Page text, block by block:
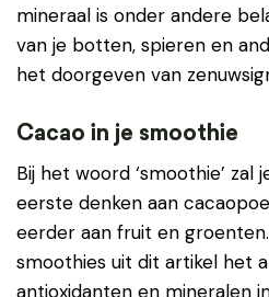
mineraal is onder andere
van je botten, spieren en
het doorgeven van
Cacao in je smoothie
Bij het woord ‘smoothie’ zal
eerste denken aan
eerder aan fruit en
smoothies uit dit artikel het
antioxidanten en mineralen